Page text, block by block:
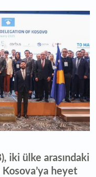
iki ülke arasındaki
heyet